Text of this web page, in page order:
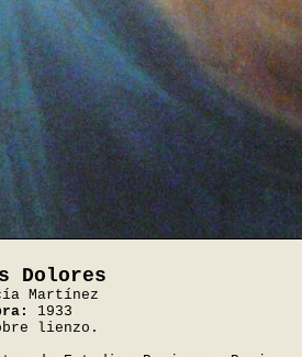
Dolores
Martínez
1933
lienzo.